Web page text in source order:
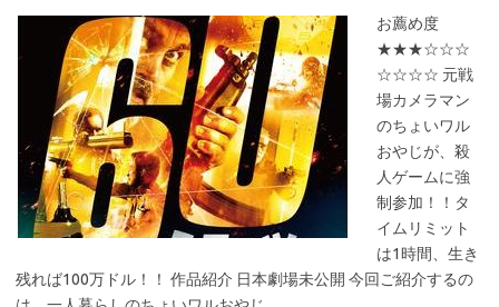
お薦め度
★★★☆☆☆
☆☆☆☆ 元戦
場カメラマン
のちょいワル
おやじが、殺
人ゲームに強
制参加！！タ
イムリミット
は1時間、生き
残れば100万ドル！！ 作品紹介 日本劇場未公開 今回ご紹介するの